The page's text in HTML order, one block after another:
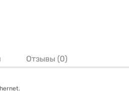
Отзывы (0)